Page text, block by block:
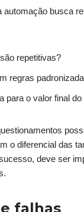
automação busca
repetitivas?
regras
para o valor final do
o diferencial das
deve ser
falhas